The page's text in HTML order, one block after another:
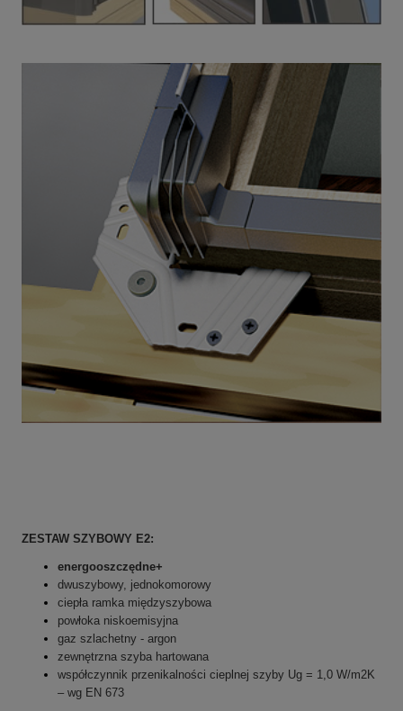
ZESTAW SZYBOWY E2:
energooszczędne+
dwuszybowy, jednokomorowy
ciepła ramka międzyszybowa
powłoka niskoemisyjna
gaz szlachetny - argon
zewnętrzna szyba hartowana
współczynnik przenikalności cieplnej szyby Ug = 1,0 W/m2K
– wg EN 673